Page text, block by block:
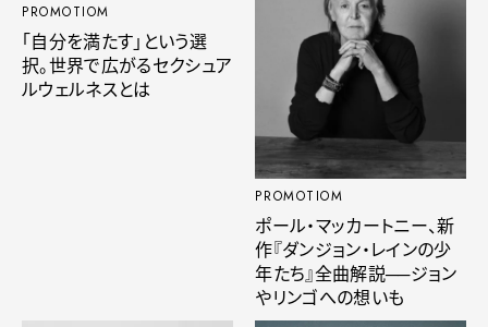
PROMOTIOM
「自分を満たす」という選
択。世界で広がるセクシュア
ルウェルネスとは
PROMOTIOM
ポール・マッカートニー、新
作『ダンジョン・レインの少
年たち』全曲解説──ジョン
やリンゴへの想いも